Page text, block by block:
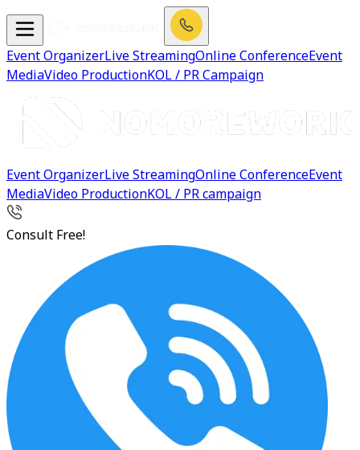
Event OrganizerLive StreamingOnline ConferenceEvent
MediaVideo ProductionKOL / PR Campaign
Event OrganizerLive StreamingOnline ConferenceEvent
MediaVideo ProductionKOL / PR campaign
Consult Free!